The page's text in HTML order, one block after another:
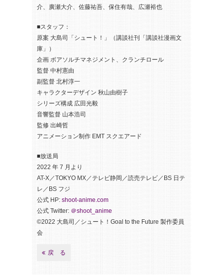
介、廣瀬大介、佐藤祐吾、保住有哉、広瀬裕也
■スタッフ：
原案 大島司「シュート！」（講談社刊「講談社漫画文
庫」）
企画 ボアソルチマネジメント、クランチロール
監督 中村憲由
副監督 北村淳一
キャラクターデザイン 秋山由樹子
シリーズ構成 広田光毅
音響監督 山本浩司
監修 出崎哲
アニメーション制作 EMT スクエアード
■放送局
2022 年 7 月より
AT-X／TOKYO MX／テレビ静岡／読売テレビ／BS 日テ
レ／BS フジ
公式 HP: shoot-anime.com
公式 Twitter: ＠shoot_anime
©2022 大島司／シュート！Goal to the Future 製作委員
会
戻 る